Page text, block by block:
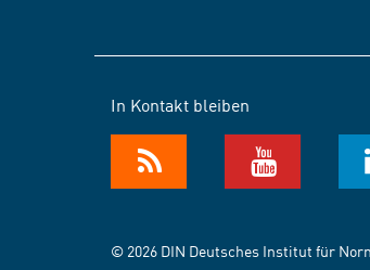
In Kontakt bleiben
© 2026 DIN Deutsches Institut für